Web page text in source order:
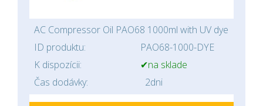
AC Compressor Oil PAO68 1000ml with UV dye
ID produktu:
PAO68-1000-DYE
K dispozícii:
✔na sklade
Čas dodávky:
2dni